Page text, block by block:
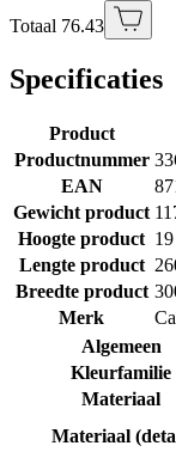
Totaal 76.43
Specificaties
Product
Productnummer
EAN
Gewicht product
Hoogte product
Lengte product
Breedte product
Merk
Algemeen
Kleurfamilie
Materiaal
Materiaal